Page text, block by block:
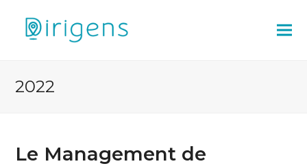
2022
Le Management de